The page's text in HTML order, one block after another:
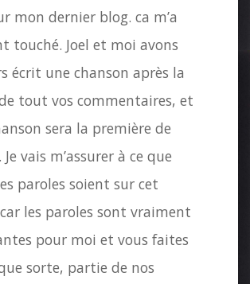
mon dernier blog. ca m’a
touché. Joel et moi avons
écrit une chanson après la
tout vos commentaires, et
sera la première de
Je vais m’assurer à ce que
paroles soient sur cet
les paroles sont vraiment
pour moi et vous faites
sorte, partie de nos